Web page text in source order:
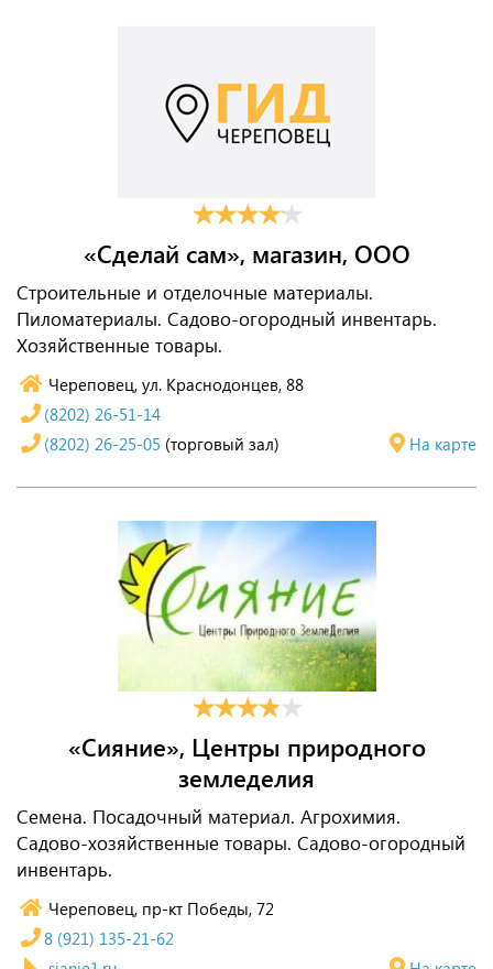
«Сделай сам», магазин, ООО
Строительные и отделочные материалы.
Пиломатериалы. Садово-огородный инвентарь.
Хозяйственные товары.
Череповец, ул. Краснодонцев, 88
На карте
(8202) 26-51-14
(8202) 26-25-05 (торговый зал)
«Сияние», Центры природного
земледелия
Семена. Посадочный материал. Агрохимия.
Садово-хозяйственные товары. Садово-огородный
инвентарь.
Череповец, пр-кт Победы, 72
8 (921) 135-21-62